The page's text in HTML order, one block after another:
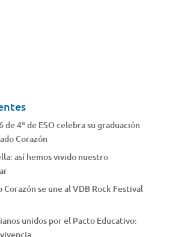
de 4º de ESO celebra su graduación
Corazón
así hemos vivido nuestro
Corazón se une al VDB Rock Festival
unidos por el Pacto Educativo: